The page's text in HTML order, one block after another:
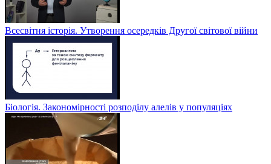
Всесвітня історія. Утворення осередків Другої світової війни
Біологія. Закономірності розподілу алелів у популяціях